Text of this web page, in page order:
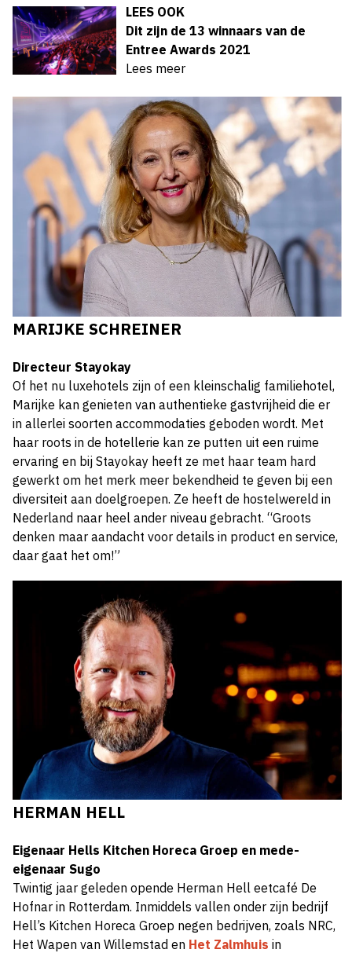
LEES OOK
Dit zijn de 13 winnaars van de
Entree Awards 2021
Lees meer
MARIJKE SCHREINER
Directeur Stayokay
Of het nu luxehotels zijn of een kleinschalig familiehotel,
Marijke kan genieten van authentieke gastvrijheid die er
in allerlei soorten accommodaties geboden wordt. Met
haar roots in de hotellerie kan ze putten uit een ruime
ervaring en bij Stayokay heeft ze met haar team hard
gewerkt om het merk meer bekendheid te geven bij een
diversiteit aan doelgroepen. Ze heeft de hostelwereld in
Nederland naar heel ander niveau gebracht. “Groots
denken maar aandacht voor details in product en service,
daar gaat het om!”
HERMAN HELL
Eigenaar Hells Kitchen Horeca Groep en mede-
eigenaar Sugo
Twintig jaar geleden opende Herman Hell eetcafé De
Hofnar in Rotterdam. Inmiddels vallen onder zijn bedrijf
Hell’s Kitchen Horeca Groep negen bedrijven, zoals NRC,
Het Wapen van Willemstad en Het Zalmhuis in